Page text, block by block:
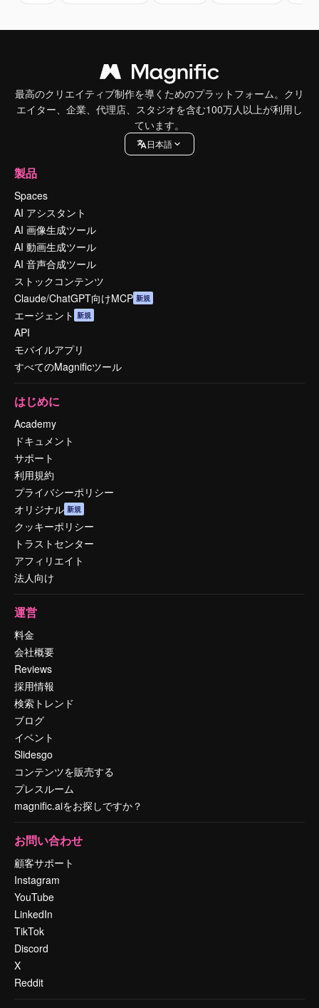
最高のクリエイティブ制作を導くためのプラットフォーム。クリ
エイター、企業、代理店、スタジオを含む100万人以上が利用し
ています。
日本語
製品
Spaces
AI アシスタント
AI 画像生成ツール
AI 動画生成ツール
AI 音声合成ツール
ストックコンテンツ
Claude/ChatGPT向けMCP 新規
エージェント 新規
API
モバイルアプリ
すべてのMagnificツール
はじめに
Academy
ドキュメント
サポート
利用規約
プライバシーポリシー
オリジナル 新規
クッキーポリシー
トラストセンター
アフィリエイト
法人向け
運営
料金
会社概要
Reviews
採用情報
検索トレンド
ブログ
イベント
Slidesgo
コンテンツを販売する
プレスルーム
magnific.aiをお探しですか？
お問い合わせ
顧客サポート
Instagram
YouTube
LinkedIn
TikTok
Discord
X
Reddit